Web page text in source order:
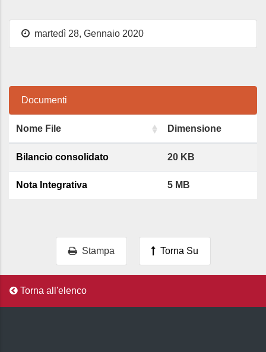
martedì 28, Gennaio 2020
Documenti
Nome File Dimensione
Bilancio consolidato 20 KB
Nota Integrativa 5 MB
Stampa Torna Su
Torna all'elenco